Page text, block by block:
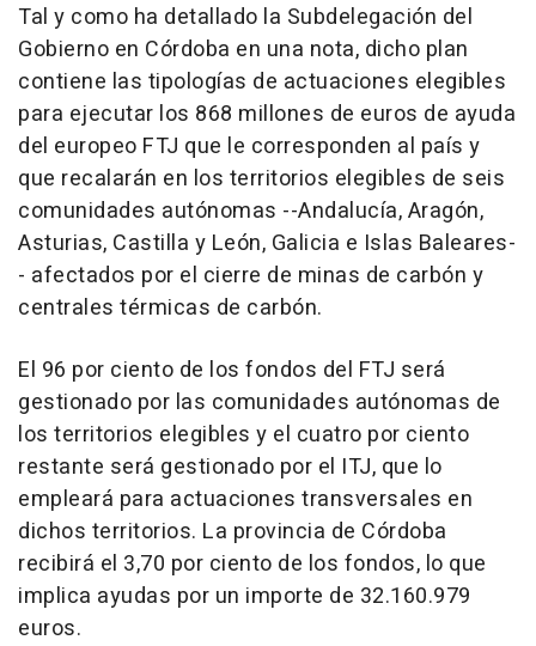
Tal y como ha detallado la Subdelegación del
Gobierno en Córdoba en una nota, dicho plan
contiene las tipologías de actuaciones elegibles
para ejecutar los 868 millones de euros de ayuda
del europeo FTJ que le corresponden al país y
que recalarán en los territorios elegibles de seis
comunidades autónomas --Andalucía, Aragón,
Asturias, Castilla y León, Galicia e Islas Baleares-
- afectados por el cierre de minas de carbón y
centrales térmicas de carbón.
El 96 por ciento de los fondos del FTJ será
gestionado por las comunidades autónomas de
los territorios elegibles y el cuatro por ciento
restante será gestionado por el ITJ, que lo
empleará para actuaciones transversales en
dichos territorios. La provincia de Córdoba
recibirá el 3,70 por ciento de los fondos, lo que
implica ayudas por un importe de 32.160.979
euros.